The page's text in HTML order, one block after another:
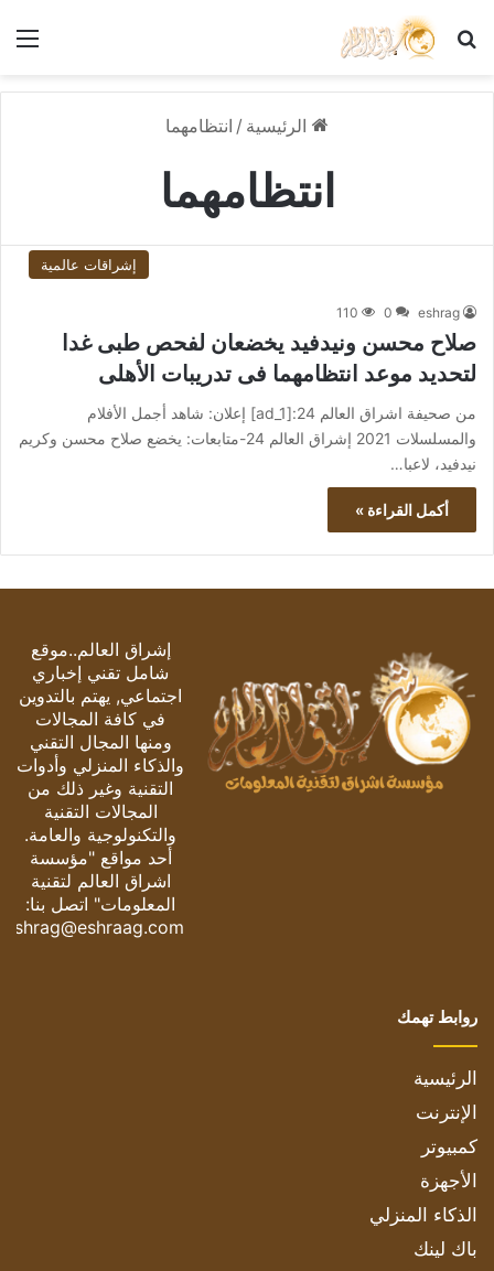
بحث عن
الرئيسية / انتظامهما
انتظامهما
إشراقات عالمية
eshrag
0
110
صلاح محسن ونيدفيد يخضعان لفحص طبى غدا
لتحديد موعد انتظامهما فى تدريبات الأهلى
من صحيفة اشراق العالم 24:[ad_1] إعلان: شاهد أجمل الأفلام
والمسلسلات 2021 إشراق العالم 24-متابعات: يخضع صلاح محسن وكريم
نيدفيد، لاعبا…
أكمل القراءة »
إشراق العالم..موقع
شامل تقني إخباري
اجتماعي, يهتم بالتدوين
في كافة المجالات
ومنها المجال التقني
والذكاء المنزلي وأدوات
التقنية وغير ذلك من
المجالات التقنية
والتكنولوجية والعامة.
أحد مواقع "مؤسسة
اشراق العالم لتقنية
المعلومات" اتصل بنا:
eshrag@eshraag.com
روابط تهمك
الرئيسية
الإنترنت
كمبيوتر
الأجهزة
الذكاء المنزلي
باك لينك